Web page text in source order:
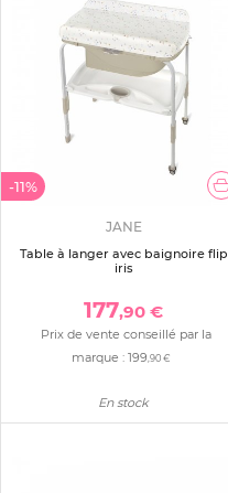
-11%
JANE
Table à langer avec baignoire flip
iris
177,90 €
Prix de vente conseillé par la
marque :199,90 €
En stock